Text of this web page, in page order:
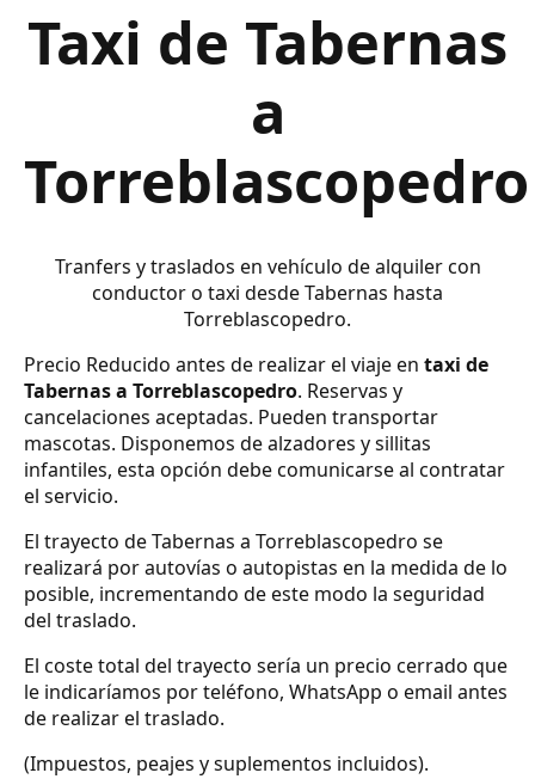
Taxi de Tabernas
a
Torreblascopedro
Tranfers y traslados en vehículo de alquiler con
conductor o taxi desde Tabernas hasta
Torreblascopedro.
Precio Reducido antes de realizar el viaje en taxi de
Tabernas a Torreblascopedro. Reservas y
cancelaciones aceptadas. Pueden transportar
mascotas. Disponemos de alzadores y sillitas
infantiles, esta opción debe comunicarse al contratar
el servicio.
El trayecto de Tabernas a Torreblascopedro se
realizará por autovías o autopistas en la medida de lo
posible, incrementando de este modo la seguridad
del traslado.
El coste total del trayecto sería un precio cerrado que
le indicaríamos por teléfono, WhatsApp o email antes
de realizar el traslado.
(Impuestos, peajes y suplementos incluidos).